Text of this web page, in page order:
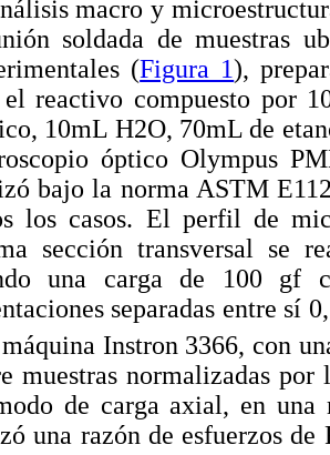
macro y
soldada de muestras
(Figura 1),
el reactivo compuesto por
10mL H2O, 70mL de
óptico Olympus
bajo la norma ASTM
los casos. El perfil de
sección transversal se
una carga de 100 gf
separadas entre sí
Instron 3366, con
muestras normalizadas
de carga axial, en una
una razón de esfuerzos de